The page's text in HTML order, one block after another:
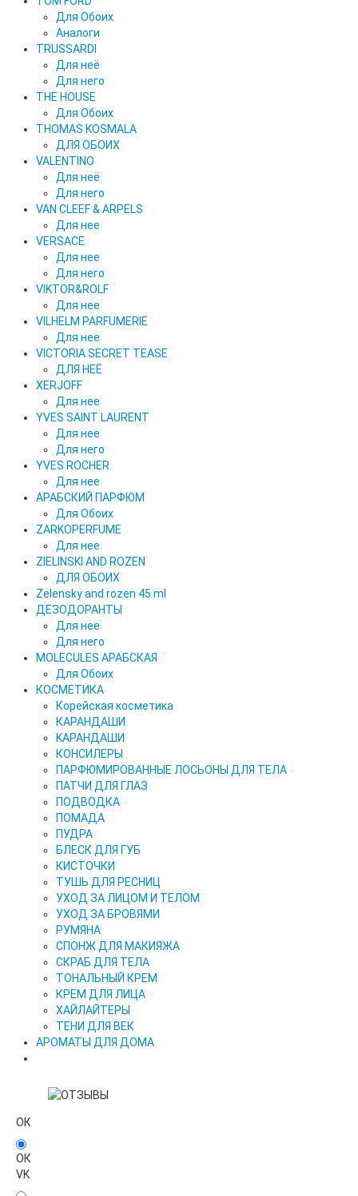
Для Обоих
Аналоги
TRUSSARDI
Для неё
Для него
THE HOUSE
Для Обоих
THOMAS KOSMALA
ДЛЯ ОБОИХ
VALENTINO
Для неё
Для него
VAN CLEEF & ARPELS
Для нее
VERSACE
Для нее
Для него
VIKTOR&ROLF
Для нее
VILHELM PARFUMERIE
Для нее
VICTORIA SECRET TEASE
ДЛЯ НЕЁ
XERJOFF
Для нее
YVES SAINT LAURENT
Для нее
Для него
YVES ROCHER
Для нее
АРАБСКИЙ ПАРФЮМ
Для Обоих
ZARKOPERFUME
Для нее
ZIELINSKI AND ROZEN
ДЛЯ ОБОИХ
Zelensky and rozen 45 ml
ДЕЗОДОРАНТЫ
Для нее
Для него
MOLECULES АРАБСКАЯ
Для Обоих
КОСМЕТИКА
Корейская косметика
КАРАНДAШИ
KAPAHДАШИ
КОНСИЛЕРЫ
ПАРФЮМИРОВАННЫЕ ЛОСЬОНЫ ДЛЯ ТЕЛА
ПАТЧИ ДЛЯ ГЛАЗ
ПОДВОДКА
ПОМАДА
ПУДРА
БЛЕСК ДЛЯ ГУБ
КИСТОЧКИ
ТУШЬ ДЛЯ РЕСНИЦ
УХОД ЗА ЛИЦОМ И ТЕЛОМ
УХОД ЗА БРОВЯМИ
РУМЯНА
СПОНЖ ДЛЯ МАКИЯЖА
СКРАБ ДЛЯ ТЕЛА
ТОНАЛЬНЫЙ КРЕМ
КРЕМ ДЛЯ ЛИЦА
ХАЙЛАЙТЕРЫ
ТЕНИ ДЛЯ ВЕК
АРОМАТЫ ДЛЯ ДОМА
ОК
ОК
VK